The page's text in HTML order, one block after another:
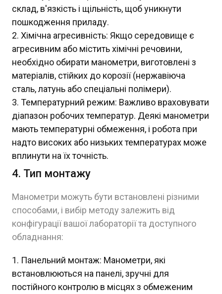
склад, в'язкість і щільність, щоб уникнути
пошкодження приладу.
Хімічна агресивність: Якщо середовище є
агресивним або містить хімічні речовини,
необхідно обирати манометри, виготовлені з
матеріалів, стійких до корозії (нержавіюча
сталь, латунь або спеціальні полімери).
Температурний режим: Важливо враховувати
діапазон робочих температур. Деякі манометри
мають температурні обмеження, і робота при
надто високих або низьких температурах може
вплинути на їх точність.
4. Тип монтажу
Манометри можуть бути встановлені різними
способами, і вибір методу залежить від
конфігурації вашої лабораторії та доступного
обладнання:
Панельний монтаж: Манометри, які
встановлюються на панелі, зручні для
постійного контролю в місцях з обмеженим